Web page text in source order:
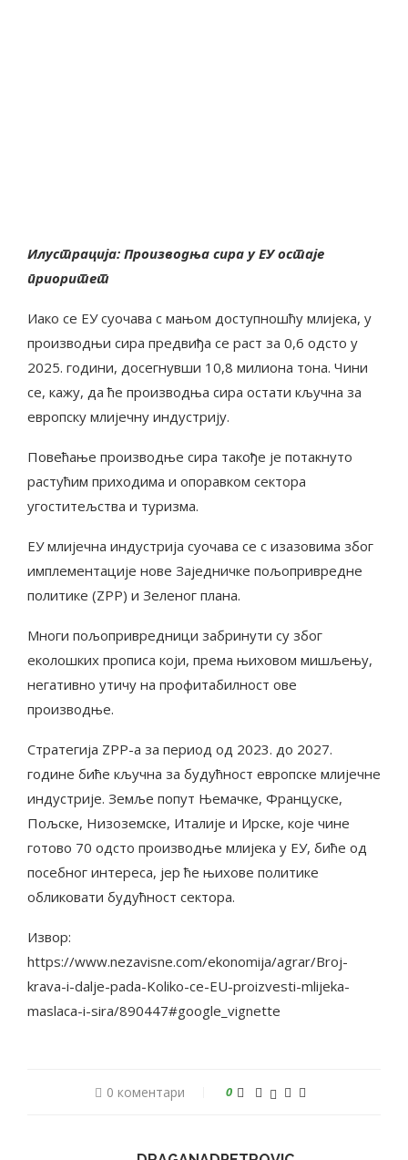
Илустрација: Производња сира у ЕУ остаје
приоритет
Иако се ЕУ суочава с мањом доступношћу млијека, у
производњи сира предвиђа се раст за 0,6 одсто у
2025. години, досегнувши 10,8 милиона тона. Чини
се, кажу, да ће производња сира остати кључна за
европску млијечну индустрију.
Повећање производње сира такође је потакнуто
растућим приходима и опоравком сектора
угоститељства и туризма.
ЕУ млијечна индустрија суочава се с изазовима због
имплементације нове Заједничке пољопривредне
политике (ZPP) и Зеленог плана.
Многи пољопривредници забринути су због
еколошких прописа који, према њиховом мишљењу,
негативно утичу на профитабилност ове
производње.
Стратегија ZPP-а за период од 2023. до 2027.
године биће кључна за будућност европске млијечне
индустрије. Земље попут Њемачке, Француске,
Пољске, Низоземске, Италије и Ирске, које чине
готово 70 одсто производње млијека у ЕУ, биће од
посебног интереса, јер ће њихове политике
обликовати будућност сектора.
Извор:
https://www.nezavisne.com/ekonomija/agrar/Broj-
krava-i-dalje-pada-Koliko-ce-EU-proizvesti-mlijeka-
maslaca-i-sira/890447#google_vignette
0 коментари 0